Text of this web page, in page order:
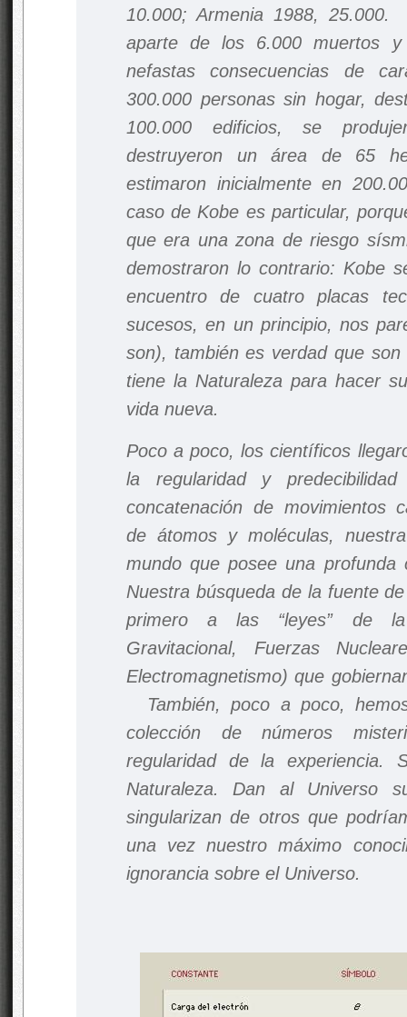
10.000; Armenia 1988,
aparte de los 6.000 muertos
nefastas consecuencias de
300.000 personas sin hogar,
100.000 edificios, se
destruyeron un área de 65
estimaron inicialmente en
caso de Kobe es particular,
que era una zona de riesgo
demostraron lo contrario: Kobe
encuentro de cuatro placas
sucesos, en un principio, nos
son), también es verdad que
tiene la Naturaleza para hacer
vida nueva.
Poco a poco, los científicos
la regularidad y
concatenación de movimientos
de átomos y moléculas,
mundo que posee una profunda
Nuestra búsqueda de la fuente
primero a las “leyes” de la
Gravitacional, Fuerzas
Electromagnetismo) que
También, poco a poco,
colección de números
regularidad de la experiencia.
Naturaleza. Dan al Universo
singularizan de otros que
una vez nuestro máximo
ignorancia sobre el Universo.